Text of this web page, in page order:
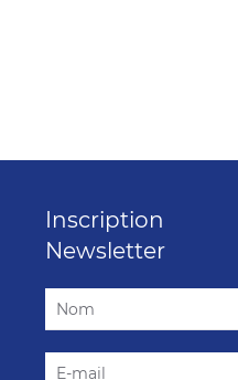
Inscription
Newsletter